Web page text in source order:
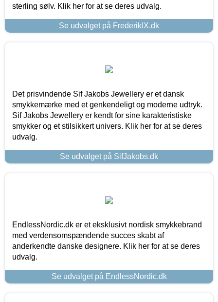
sterling sølv. Klik her for at se deres udvalg.
Se udvalget på FrederikIX.dk
Det prisvindende Sif Jakobs Jewellery er et dansk
smykkemærke med et genkendeligt og moderne udtryk.
Sif Jakobs Jewellery er kendt for sine karakteristiske
smykker og et stilsikkert univers. Klik her for at se deres
udvalg.
Se udvalget på SifJakobs.dk
EndlessNordic.dk er et eksklusivt nordisk smykkebrand
med verdensomspændende succes skabt af
anderkendte danske designere. Klik her for at se deres
udvalg.
Se udvalget på EndlessNordic.dk